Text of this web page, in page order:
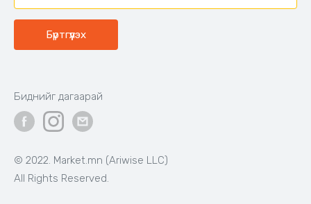
Бүртгүүлэх
© 2022. Market.mn (Ariwise LLC)
All Rights Reserved.
Биднийг дагаарай